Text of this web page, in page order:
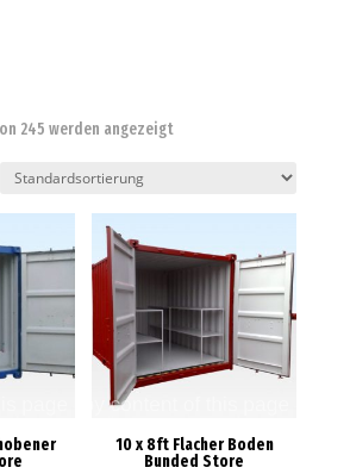
245 werden angezeigt
10 x 8ft Flacher Boden
Bunded Store